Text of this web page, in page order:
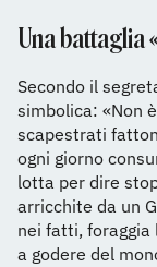
Una battaglia
Secondo il
simbolica: «Non
scapestrati
ogni giorno
lotta per dire
arricchite da un
nei fatti,
a godere del